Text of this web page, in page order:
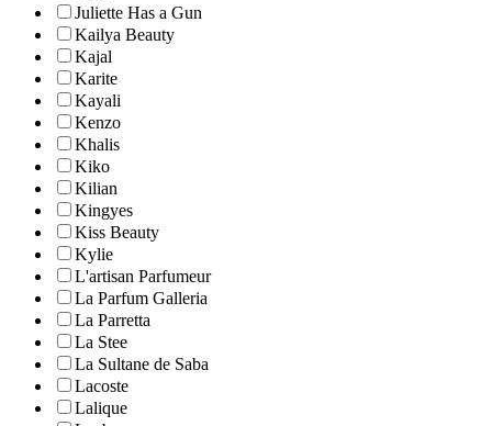
Juliette Has a Gun
Kailya Beauty
Kajal
Karite
Kayali
Kenzo
Khalis
Kiko
Kilian
Kingyes
Kiss Beauty
Kylie
L'artisan Parfumeur
La Parfum Galleria
La Parretta
La Stee
La Sultane de Saba
Lacoste
Lalique